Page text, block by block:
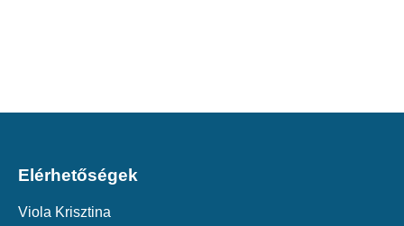
Elérhetőségek
Viola Krisztina